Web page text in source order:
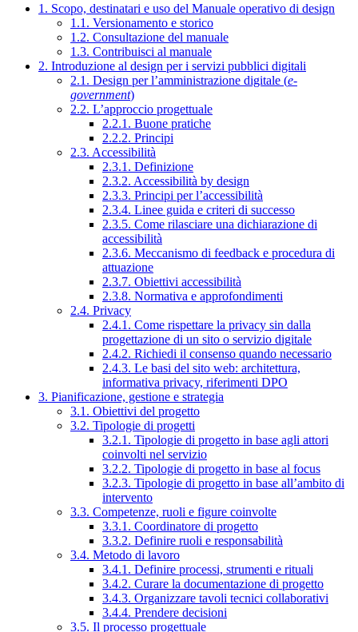
1. Scopo, destinatari e uso del Manuale operativo di design
1.1. Versionamento e storico
1.2. Consultazione del manuale
1.3. Contribuisci al manuale
2. Introduzione al design per i servizi pubblici digitali
2.1. Design per l’amministrazione digitale (e-
government)
2.2. L’approccio progettuale
2.2.1. Buone pratiche
2.2.2. Principi
2.3. Accessibilità
2.3.1. Definizione
2.3.2. Accessibilità by design
2.3.3. Principi per l’accessibilità
2.3.4. Linee guida e criteri di successo
2.3.5. Come rilasciare una dichiarazione di
accessibilità
2.3.6. Meccanismo di feedback e procedura di
attuazione
2.3.7. Obiettivi accessibilità
2.3.8. Normativa e approfondimenti
2.4. Privacy
2.4.1. Come rispettare la privacy sin dalla
progettazione di un sito o servizio digitale
2.4.2. Richiedi il consenso quando necessario
2.4.3. Le basi del sito web: architettura,
informativa privacy, riferimenti DPO
3. Pianificazione, gestione e strategia
3.1. Obiettivi del progetto
3.2. Tipologie di progetti
3.2.1. Tipologie di progetto in base agli attori
coinvolti nel servizio
3.2.2. Tipologie di progetto in base al focus
3.2.3. Tipologie di progetto in base all’ambito di
intervento
3.3. Competenze, ruoli e figure coinvolte
3.3.1. Coordinatore di progetto
3.3.2. Definire ruoli e responsabilità
3.4. Metodo di lavoro
3.4.1. Definire processi, strumenti e rituali
3.4.2. Curare la documentazione di progetto
3.4.3. Organizzare tavoli tecnici collaborativi
3.4.4. Prendere decisioni
3.5. Il processo progettuale